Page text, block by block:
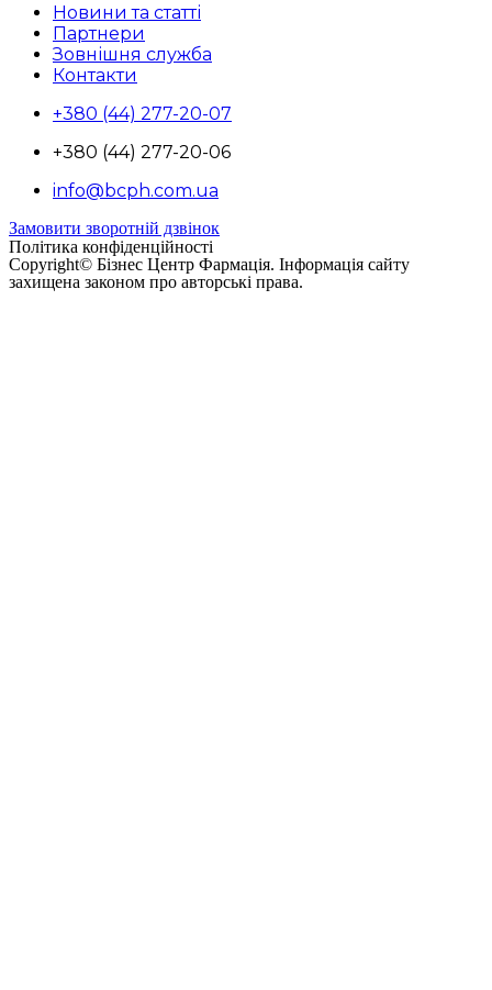
Новини та статті
Партнери
Зовнішня служба
Контакти
+380 (44) 277-20-07
+380 (44) 277-20-06
info@bcph.com.ua
Замовити зворотній дзвінок
Політика конфіденційності
Copyright© Бізнес Центр Фармація. Інформація сайту
захищена законом про авторські права.